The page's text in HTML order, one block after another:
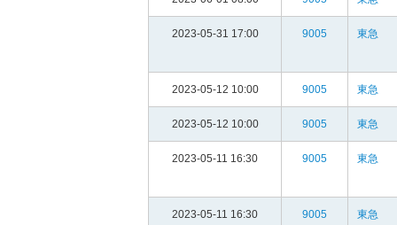
2023-05-31 17:00 9005 東急
2023-05-12 10:00 9005 東急
2023-05-12 10:00 9005 東急
2023-05-11 16:30 9005 東急
2023-05-11 16:30 9005 東急